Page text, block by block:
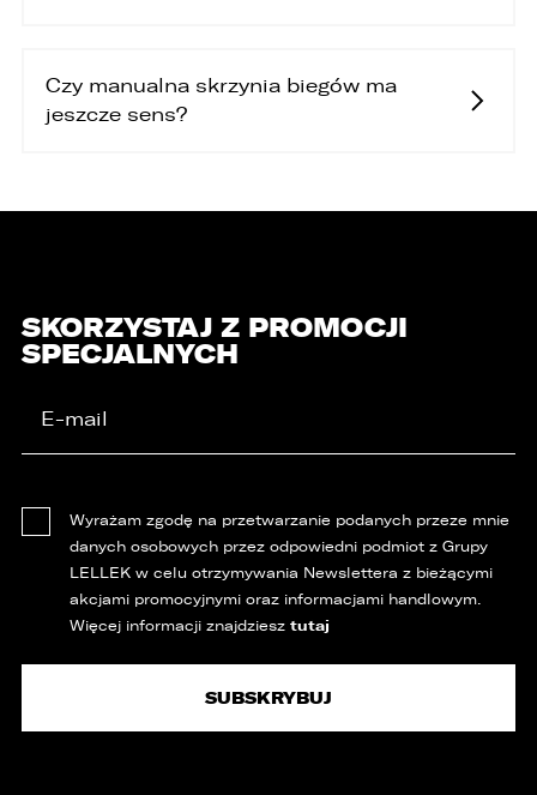
Czy manualna skrzynia biegów ma
jeszcze sens?
SKORZYSTAJ Z PROMOCJI
SPECJALNYCH
Wyrażam zgodę na przetwarzanie podanych przeze mnie
danych osobowych przez odpowiedni podmiot z Grupy
LELLEK w celu otrzymywania Newslettera z bieżącymi
akcjami promocyjnymi oraz informacjami handlowym.
Więcej informacji znajdziesz tutaj